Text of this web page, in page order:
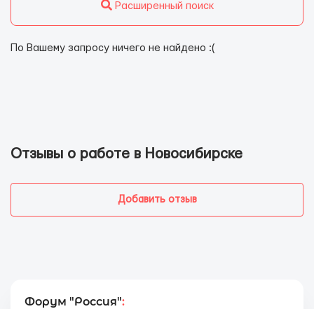
Расширенный поиск
По Вашему запросу ничего не найдено :(
Отзывы о работе в Новосибирске
Добавить отзыв
Форум "Россия":